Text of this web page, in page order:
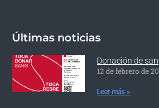
Últimas noticias
Donación de
12 de febrero de
Leer más »